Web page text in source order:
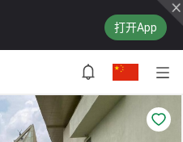
打开App